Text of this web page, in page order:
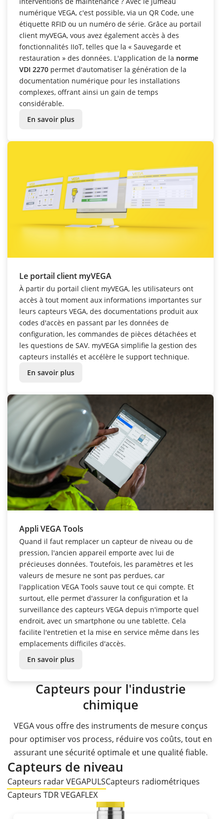
numérique VEGA, c'est possible, via un QR Code, une
étiquette RFID ou un numéro de série. Grâce au portail
client myVEGA, vous avez également accès à des
fonctionnalités IIoT, telles que la « Sauvegarde et
restauration » des données. L'application de la norme
VDI 2270 permet d'automatiser la génération de la
documentation numérique pour les installations
complexes, offrant ainsi un gain de temps
considérable.
En savoir plus
Le portail client myVEGA
À partir du portail client myVEGA, les utilisateurs ont
accès à tout moment aux informations importantes sur
leurs capteurs VEGA, des documentations produit aux
codes d'accès en passant par les données de
configuration, les commandes de pièces détachées et
les questions de SAV. myVEGA simplifie la gestion des
capteurs installés et accélère le support technique.
En savoir plus
Appli VEGA Tools
Quand il faut remplacer un capteur de niveau ou de
pression, l'ancien appareil emporte avec lui de
précieuses données. Toutefois, les paramètres et les
valeurs de mesure ne sont pas perdues, car
l'application VEGA Tools sauve tout ce qui compte. Et
surtout, elle permet d'assurer la configuration et la
surveillance des capteurs VEGA depuis n'importe quel
endroit, avec un smartphone ou une tablette. Cela
facilite l'entretien et la mise en service même dans les
emplacements difficiles d'accès.
En savoir plus
Capteurs pour l'industrie
chimique
VEGA vous offre des instruments de mesure conçus
pour optimiser vos process, réduire vos coûts, tout en
assurant une sécurité optimale et une qualité fiable.
Capteurs de niveau
Capteurs radar VEGAPULSCapteurs radiométriques
Capteurs TDR VEGAFLEX